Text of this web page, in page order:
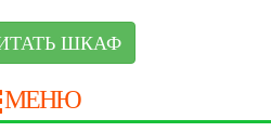
ШКАФ
МЕНЮ